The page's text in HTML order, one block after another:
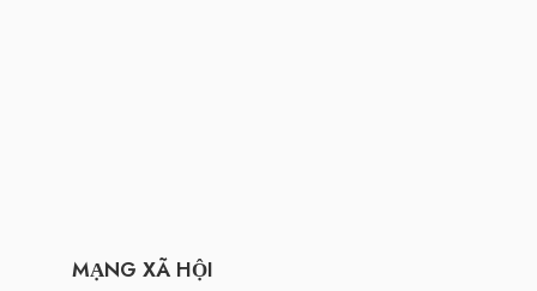
MẠNG XÃ HỘI